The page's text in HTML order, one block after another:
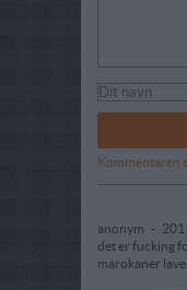
Kommentaren
anonym -
det er fucking
marokaner